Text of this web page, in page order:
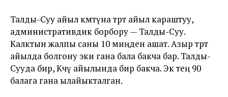
Талды-Суу айыл өкмөтүна төрт айыл караштуу,
административдик борбору — Талды-Суу.
Калктын жалпы саны 10 миңден ашат. Азыр төрт
айылда болгону эки гана бала бакча бар. Талды-
Сууда бир, Көөчү айылында бир бакча. Экөө тең 90
балага гана ылайыкталган.